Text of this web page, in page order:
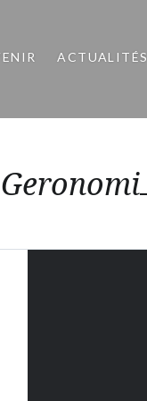
ACTUALITÉS